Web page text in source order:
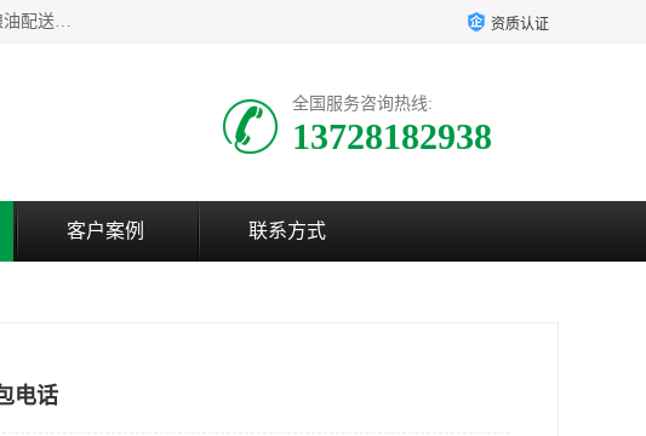
东莞市康隆膳食管理有限公司主要从事：蔬菜配送、食堂承包、企业工厂食堂承包、机关单位食堂承包、调味品配送、粮油配送、干货配送、副食配送、水果配送、海鲜配送等业务，东莞蔬菜配送电话，咨询在线客服。 资质认证
全国服务咨询热线:
13728182938
客户案例 联系方式
电话